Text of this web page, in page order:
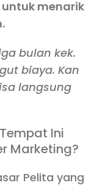
menarik
bulan kek.
biaya. Kan
langsung
Ini
Marketing?
Pelita yang